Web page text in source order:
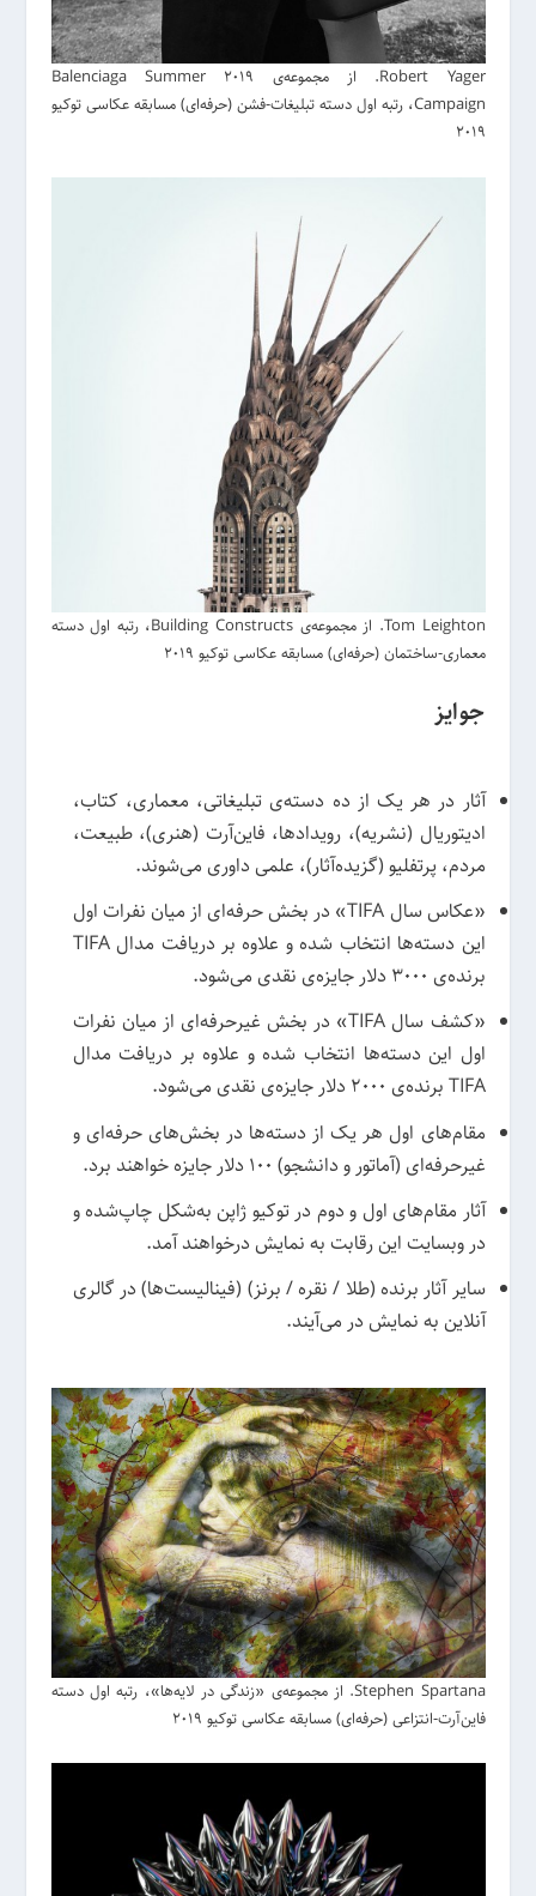
Robert Yager. از مجموعه‌ی Balenciaga Summer 2019
Campaign، رتبه اول دسته تبلیغات-فشن (حرفه‌ای) مسابقه عکاسی توکیو
2019
Tom Leighton. از مجموعه‌ی Building Constructs، رتبه اول دسته
معماری-ساختمان (حرفه‌ای) مسابقه عکاسی توکیو 2019
جوایز
آثار در هر یک از ده دسته‌ی تبلیغاتی، معماری، کتاب،
ادیتوریال (نشریه)، رویدادها، فاین‌آرت (هنری)، طبیعت،
مردم، پرتفلیو (گزیده‌آثار)، علمی داوری می‌شوند.
«عکاس سال TIFA» در بخش حرفه‌ای از میان نفرات اول
این دسته‌ها انتخاب شده و علاوه بر دریافت مدال TIFA
برنده‌ی 3000 دلار جایزه‌ی نقدی می‌شود.
«کشف سال TIFA» در بخش غیرحرفه‌ای از میان نفرات
اول این دسته‌ها انتخاب شده و علاوه بر دریافت مدال
TIFA برنده‌ی 2000 دلار جایزه‌ی نقدی می‌شود.
مقام‌های اول هر یک از دسته‌ها در بخش‌های حرفه‌ای و
غیرحرفه‌ای (آماتور و دانشجو) 100 دلار جایزه خواهند برد.
آثار مقام‌های اول و دوم در توکیو ژاپن به‌شکل چاپ‌شده و
در وبسایت این رقابت به نمایش درخواهند آمد.
سایر آثار برنده (طلا / نقره / برنز) (فینالیست‌ها) در گالری
آنلاین به نمایش در می‌آیند.
Stephen Spartana. از مجموعه‌ی «زندگی در لایه‌ها»، رتبه اول دسته
فاین‌آرت-انتزاعی (حرفه‌ای) مسابقه عکاسی توکیو 2019